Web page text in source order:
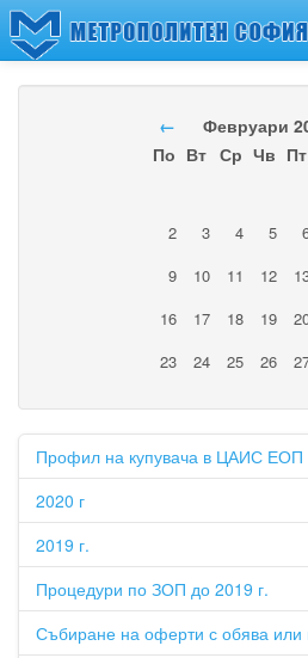
← Февруари
По Вт Ср Чв Пт
2
3 4 5
9
10 11 12
16
17 18 19
23
24 25 26
Профил на купувача в ЦАИС ЕОП
2020 г
2019 г.
Процедури по ЗОП до 2019 г.
Събиране на оферти с обява или